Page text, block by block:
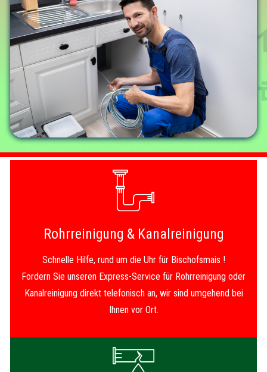
Rohrreinigung & Kanalreinigung
Schnelle Hilfe, rund um die Uhr für Bischofsmais !
Fordern Sie unseren Express-Service für Rohrreinigung oder
Kanalreinigung direkt telefonisch an, wir sind umgehend bei
Ihnen vor Ort.